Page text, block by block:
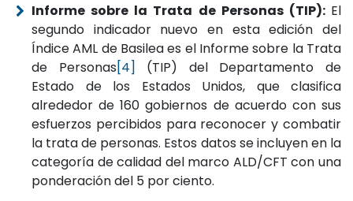
Informe sobre la Trata de Personas (TIP): El
segundo indicador nuevo en esta edición del
Índice AML de Basilea es el Informe sobre la Trata
de Personas[4]
(TIP) del Departamento de
Estado de los Estados Unidos, que clasifica
alrededor de 160 gobiernos de acuerdo con sus
esfuerzos percibidos para reconocer y combatir
la trata de personas. Estos datos se incluyen en la
categoría de calidad del marco ALD/CFT con una
ponderación del 5 por ciento.